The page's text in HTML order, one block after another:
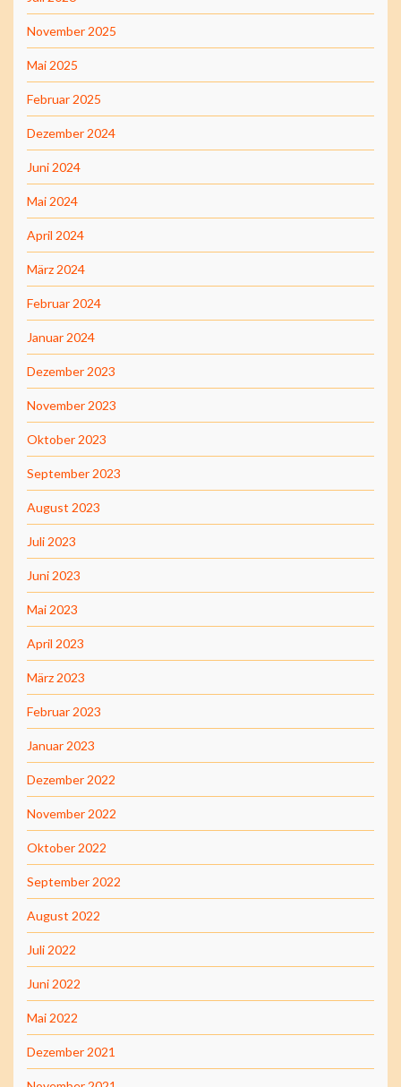
November 2025
Mai 2025
Februar 2025
Dezember 2024
Juni 2024
Mai 2024
April 2024
März 2024
Februar 2024
Januar 2024
Dezember 2023
November 2023
Oktober 2023
September 2023
August 2023
Juli 2023
Juni 2023
Mai 2023
April 2023
März 2023
Februar 2023
Januar 2023
Dezember 2022
November 2022
Oktober 2022
September 2022
August 2022
Juli 2022
Juni 2022
Mai 2022
Dezember 2021